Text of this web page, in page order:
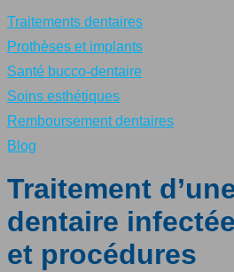
Traitements dentaires
Prothèses et implants
Santé bucco-dentaire
Soins esthétiques
Remboursement dentaires
Blog
Traitement
dentaire
et procédures